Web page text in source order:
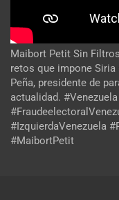
Maibort Petit Sin
retos que impone Siria
Peña, presidente de
actualidad.
#IzquierdaVenezuela
#MaibortPetit